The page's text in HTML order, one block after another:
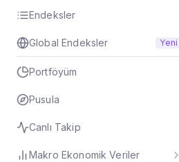
Endeksler
Global Endeksler Yeni
Portföyüm
Pusula
Canlı Takip
Makro Ekonomik Veriler